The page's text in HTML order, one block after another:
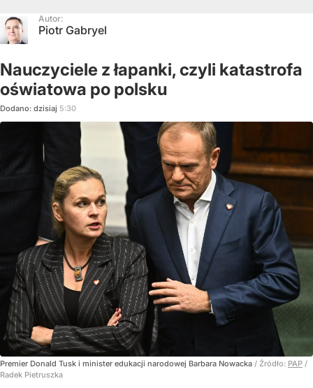
Autor:
Piotr Gabryel
Nauczyciele z łapanki, czyli katastrofa
oświatowa po polsku
Dodano: dzisiaj 5:30
Premier Donald Tusk i minister edukacji narodowej Barbara Nowacka / Źródło: PAP /
Radek Pietruszka